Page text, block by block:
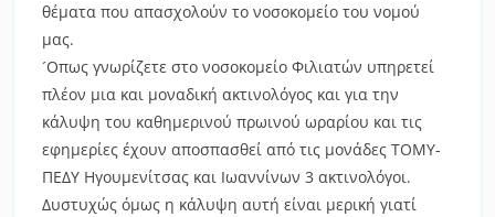
θέματα που απασχολούν το νοσοκομείο του νομού
μας.
´Οπως γνωρίζετε στο νοσοκομείο Φιλιατών υπηρετεί
πλέον μια και μοναδική ακτινολόγος και για την
κάλυψη του καθημερινού πρωινού ωραρίου και τις
εφημερίες έχουν αποσπασθεί από τις μονάδες ΤΟΜΥ-
ΠΕΔΥ Ηγουμενίτσας και Ιωαννίνων 3 ακτινολόγοι.
Δυστυχώς όμως η κάλυψη αυτή είναι μερική γιατί